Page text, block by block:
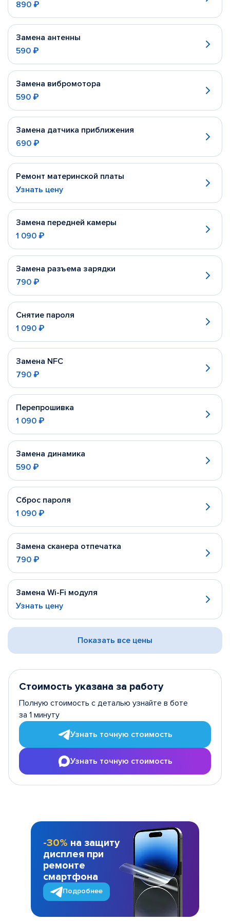
890 ₽
Замена антенны
590 ₽
Замена вибромотора
590 ₽
Замена датчика приближения
690 ₽
Ремонт материнской платы
Узнать цену
Замена передней камеры
1 090 ₽
Замена разъема зарядки
790 ₽
Снятие пароля
1 090 ₽
Замена NFC
790 ₽
Перепрошивка
1 090 ₽
Замена динамика
590 ₽
Сброс пароля
1 090 ₽
Замена сканера отпечатка
790 ₽
Замена Wi-Fi модуля
Узнать цену
Показать все цены
Стоимость указана за работу
Полную стоимость с деталью узнайте в боте
за 1 минуту
Узнать точную стоимость
Узнать точную стоимость
-30% на защиту
дисплея при
ремонте
смартфона
Подробнее